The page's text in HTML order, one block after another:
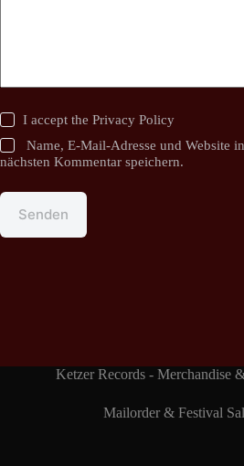
I accept thePrivacy Policy
Name, E-Mail-Adresse und Website
nächsten Kommentar speichern.
Senden
Ketzer Records - Merchandise
Mailorder & Festival